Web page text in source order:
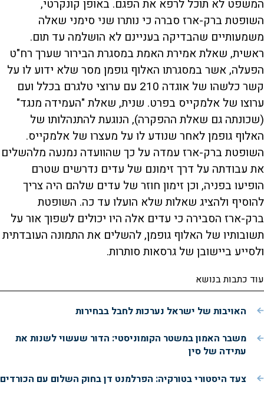
המשפט לא תוכל לרפא את הפגם. באופן קונקרטי,
השופטת ברק-ארז סברה כי נותרו שני סימני שאלה
משמעותיים שהבדיקה בעניינם לא הושלמה עד תום.
ראשית, שאלת אמירת האמת במסגרת הבירור שערך רח"ט
הפעלה, אשר במסגרתו האלוף גופמן מסר שלא ידוע לו על
קשר כלשהו של אוגדה 210 עם ערוצי טלגרם בכלל ועם
ערוצו של אלמקייס בפרט. שנית, שאלת "העמידה מנגד"
(שכונתה גם שאלת ההפקרה), הנוגעת להתנהלותו של
האלוף גופמן לאחר שנודע לו על מעצרו של אלמקייס.
השופטת ברק-ארז עמדה על כך שהוועדה נמנעה מלהשלים
את עבודתה על דרך זימונם של עדים נדרשים שטרם
הופיעו בפניה, וכן זימון חוזר של עדים שלהם היה צריך
להוסיף ולהציג שאלות שלא הועלו עד כה. השופטת
ברק-ארז הסבירה כי עדים אלה היו יכולים לשפוך אור על
תשובותיו של האלוף גופמן, להשלים את התמונה העובדתית
ולסייע ביישובן של גרסאות סותרות.
עוד כתבות בנושא
האויבות של ישראל נערכות לחבל בבחירות
משבר האמון במשטר הקומוניסטי: הדור שעשוי לשנות את
עתידה של סין
צעד היסטורי בטורקיה: הפרלמנט דן בחוק השלום עם הכורדים